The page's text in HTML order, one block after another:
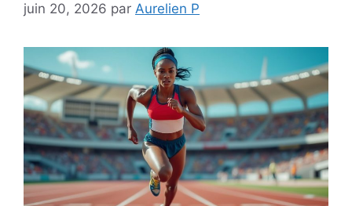
juin 20, 2026 par Aurelien P